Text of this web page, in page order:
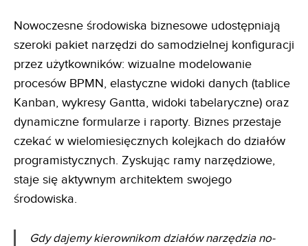
Nowoczesne środowiska biznesowe udostępniają
szeroki pakiet narzędzi do samodzielnej konfiguracji
przez użytkowników: wizualne modelowanie
procesów BPMN, elastyczne widoki danych (tablice
Kanban, wykresy Gantta, widoki tabelaryczne) oraz
dynamiczne formularze i raporty. Biznes przestaje
czekać w wielomiesięcznych kolejkach do działów
programistycznych. Zyskując ramy narzędziowe,
staje się aktywnym architektem swojego
środowiska.
Gdy dajemy kierownikom działów narzędzia no-